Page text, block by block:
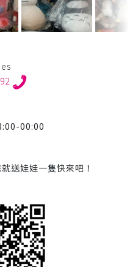
00:00
送娃娃一隻快來吧！